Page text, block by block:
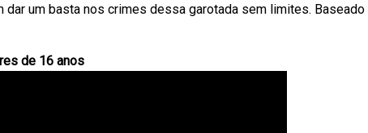
dar um basta nos crimes dessa garotada sem limites.
de 16 anos